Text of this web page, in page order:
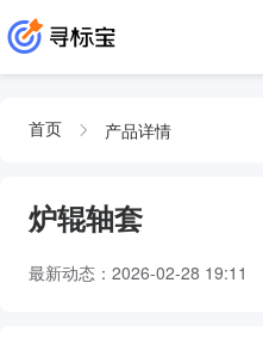
首页 产品详情
炉辊轴套
最新动态： 2026-02-28 19:11